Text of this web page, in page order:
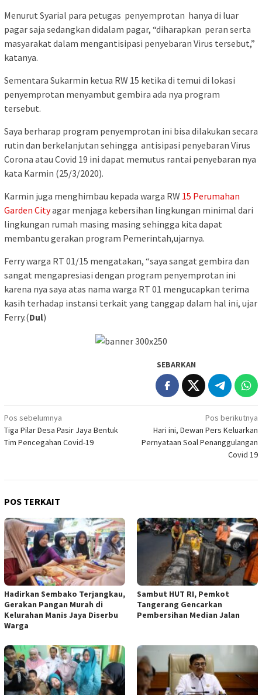
Menurut Syarial para petugas penyemprotan hanya di luar
pagar saja sedangkan didalam pagar, “diharapkan peran serta
masyarakat dalam mengantisipasi penyebaran Virus tersebut,”
katanya.
Sementara Sukarmin ketua RW 15 ketika di temui di lokasi
penyemprotan menyambut gembira ada nya program
tersebut.
Saya berharap program penyemprotan ini bisa dilakukan secara
rutin dan berkelanjutan sehingga antisipasi penyebaran Virus
Corona atau Covid 19 ini dapat memutus rantai penyebaran nya
kata Karmin (25/3/2020).
Karmin juga menghimbau kepada warga RW 15 Perumahan
Garden Cityagar menjaga kebersihan lingkungan minimal dari
lingkungan rumah masing masing sehingga kita dapat
membantu gerakan program Pemerintah,ujarnya.
Ferry warga RT 01/15 mengatakan, “saya sangat gembira dan
sangat mengapresiasi dengan program penyemprotan ini
karena nya saya atas nama warga RT 01 mengucapkan terima
kasih terhadap instansi terkait yang tanggap dalam hal ini, ujar
Ferry.(Dul)
SEBARKAN
Navigasi
pos
Pos sebelumnya
Tiga Pilar Desa Pasir Jaya Bentuk
Tim Pencegahan Covid-19
Pos berikutnya
Hari ini, Dewan Pers Keluarkan
Pernyataan Soal Penanggulangan
Covid 19
POS TERKAIT
Hadirkan Sembako Terjangkau,
Gerakan Pangan Murah di
Kelurahan Manis Jaya Diserbu
Warga
Sambut HUT RI, Pemkot
Tangerang Gencarkan
Pembersihan Median Jalan